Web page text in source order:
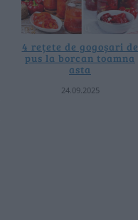
4 rețete de gogoșari de
pus la borcan toamna
asta
24.09.2025